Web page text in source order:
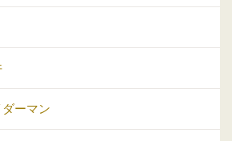
ダーマン